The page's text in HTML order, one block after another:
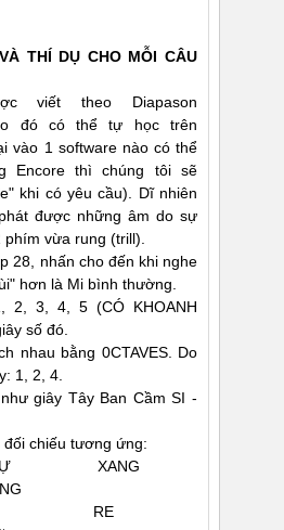
THÍ DỤ CHO MỖI CÂU
viết theo Diapason
đó có thể tự học trên
vào 1 software nào có thể
Encore thì chúng tôi sẽ
khi có yêu cầu). Dĩ nhiên
được những âm do sự
vừa rung (trill).
28, nhấn cho đến khi nghe
hơn là Mi bình thường.
2, 3, 4, 5 (CÓ KHOANH
số đó.
nhau bằng 0CTAVES. Do
1, 2, 4.
giây Tây Ban Cầm SI -
đối chiếu tương ứng:
XANG
RE